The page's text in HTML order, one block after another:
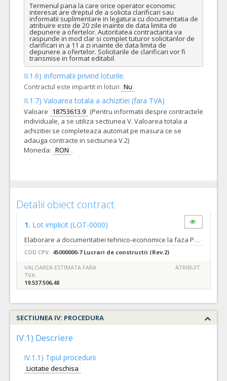
Termenul pana la care orice operator economic
interesat are dreptul de a solicita clarificari sau
informatii suplimentare in legatura cu documentatia de
atribuire este de 20 zile inainte de data limita de
depunere a ofertelor. Autoritatea contractanta va
raspunde in mod clar si complet tuturor solicitarilor de
clarificari in a 11 a zi inainte de data limita de
depunere a ofertelor. Solicitarile de clarificari vor fi
transmise in format editabil.
II.1.6) Informatii privind loturile:
Contractul este impartit in loturi Nu
II.1.7) Valoarea totala a achizitiei (fara TVA)
Valoare 18753613.9 (Pentru informatii despre contractele
individuale, a se utiliza sectiunea V. Valoarea totala a
achizitiei se completeaza automat pe masura ce se
adauga contracte in sectiunea V.2)
Moneda: RON .
Detalii obiect contract
1. Lot implicit (LOT-0000)
Elaborare a documentatiei tehnico-economice la faza PT+ CS+DDE si executie lucrari la obiectivul de investitii: Amenajare zona publica-spatiu urban marcat de un volum simbol situat peste parcarea subterana din strada Independentei, Cod unic de inregistrare: 4230487/2022/16. Tipurile de lucrari sunt cele descrise in referatul de necesitate nr.18213 din 19.01.2022, precum si in caietul de sarcini nr. 18185 din 19.01.2022.
COD CPV: 45000000-7 Lucrari de constructii (Rev.2)
VALOAREA ESTIMATA FARA
TVA:
19.537.506,48
ATRIBUIT
SECTIUNEA IV: PROCEDURA
IV.1) Descriere
IV.1.1) Tipul procedurii
Licitatie deschisa